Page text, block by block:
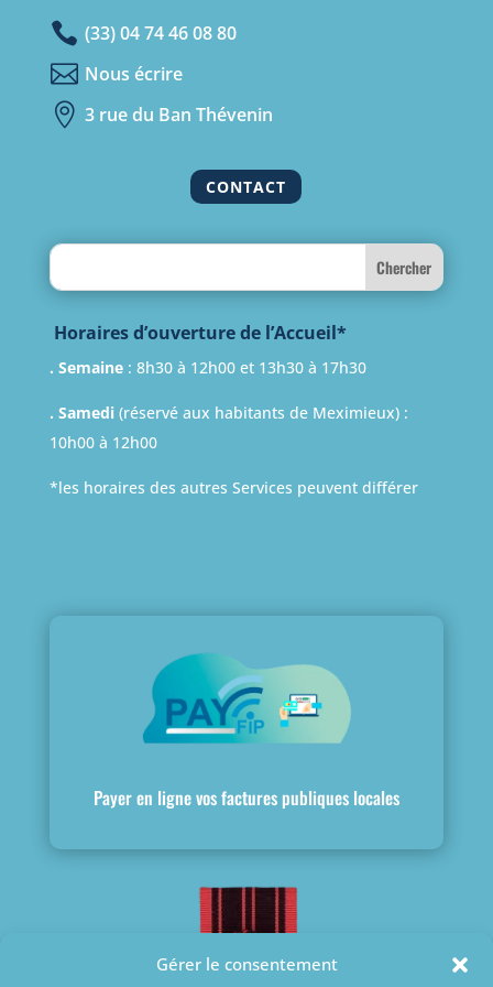
Gérer le consentement
 (33) 04 74 46 08 80
 Nous écrire
 3 rue du Ban Thévenin
CONTACT
Search
Horaires d’ouverture de l’Accueil*
. Semaine: 8h30 à 12h00 et 13h30 à 17h30
. Samedi(réservé aux habitants de Meximieux) :
10h00 à 12h00
*les horaires des autres Services peuvent différer
Payer en ligne vos factures publiques locales